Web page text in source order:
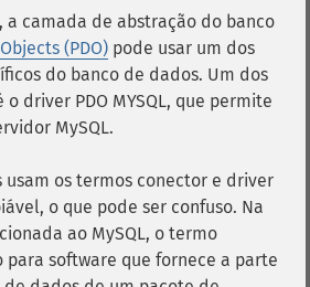
camada de abstração do banco
(PDO) pode usar um dos
do banco de dados. Um dos
driver PDO MYSQL, que permite
MySQL.
usam os termos conector e driver
o que pode ser confuso. Na
ao MySQL, o termo
para software que fornece a parte